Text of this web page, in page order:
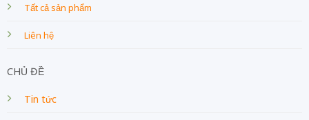
Tất cả sản phẩm
Liên hệ
CHỦ ĐỀ
Tin tức